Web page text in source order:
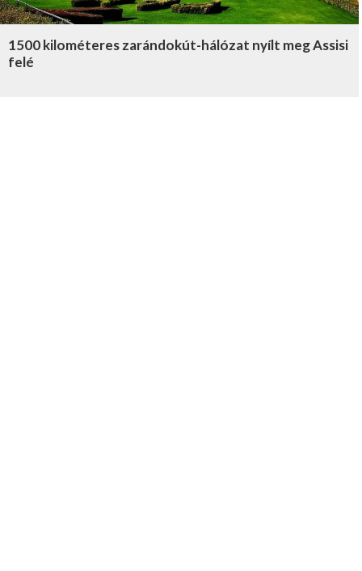
1500 kilométeres zarándokút-hálózat nyílt meg Assisi
felé